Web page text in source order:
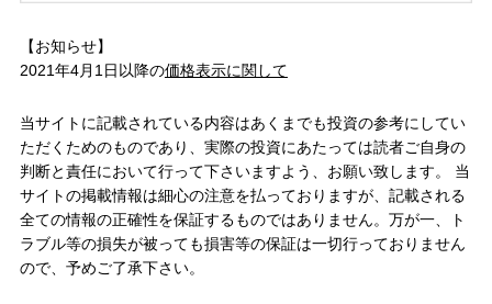
【お知らせ】
2021年4月1日以降の価格表示に関して
当サイトに記載されている内容はあくまでも投資の参考にしてい
ただくためのものであり、実際の投資にあたっては読者ご自身の
判断と責任において行って下さいますよう、お願い致します。 当
サイトの掲載情報は細心の注意を払っておりますが、記載される
全ての情報の正確性を保証するものではありません。万が一、ト
ラブル等の損失が被っても損害等の保証は一切行っておりません
ので、予めご了承下さい。